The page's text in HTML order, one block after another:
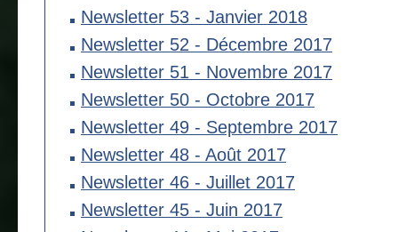
Newsletter 53 - Janvier 2018
Newsletter 52 - Décembre 2017
Newsletter 51 - Novembre 2017
Newsletter 50 - Octobre 2017
Newsletter 49 - Septembre 2017
Newsletter 48 - Août 2017
Newsletter 46 - Juillet 2017
Newsletter 45 - Juin 2017